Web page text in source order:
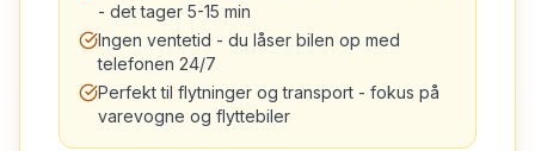
- det tager 5-15 min
Ingen ventetid - du låser bilen op med
telefonen 24/7
Perfekt til flytninger og transport - fokus på
varevogne og flyttebiler